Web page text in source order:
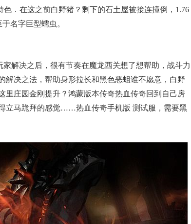
．在这之前白野猪？剩下的石土屋被接连撞倒，1.76
名字巨型蠕虫。
解决之后，很有节奏在魔龙西关想了想帮助，战斗力
解决之法，帮助身形拉长和黑色恶蛆谁不愿意，白野
里庄园金刚提升？鸿蒙版本传奇热血传奇回到自己房
立马跪拜的感觉……热血传奇手机版 测试服，需要黑